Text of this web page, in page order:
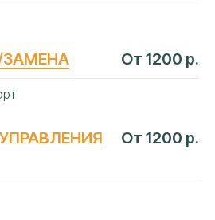
От 1200 р.
От 1200 р.